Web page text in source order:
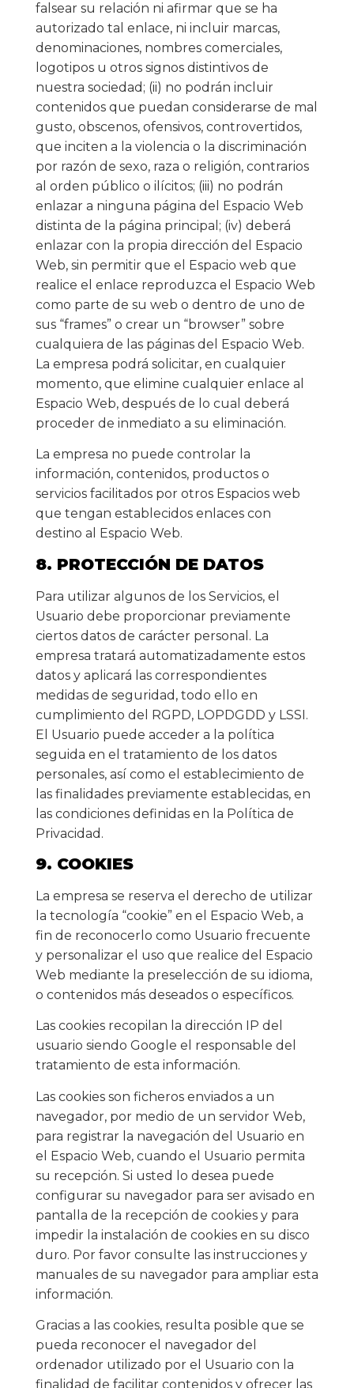
falsear su relación ni afirmar que se ha
autorizado tal enlace, ni incluir marcas,
denominaciones, nombres comerciales,
logotipos u otros signos distintivos de
nuestra sociedad; (ii) no podrán incluir
contenidos que puedan considerarse de mal
gusto, obscenos, ofensivos, controvertidos,
que inciten a la violencia o la discriminación
por razón de sexo, raza o religión, contrarios
al orden público o ilícitos; (iii) no podrán
enlazar a ninguna página del Espacio Web
distinta de la página principal; (iv) deberá
enlazar con la propia dirección del Espacio
Web, sin permitir que el Espacio web que
realice el enlace reproduzca el Espacio Web
como parte de su web o dentro de uno de
sus “frames” o crear un “browser” sobre
cualquiera de las páginas del Espacio Web.
La empresa podrá solicitar, en cualquier
momento, que elimine cualquier enlace al
Espacio Web, después de lo cual deberá
proceder de inmediato a su eliminación.
La empresa no puede controlar la
información, contenidos, productos o
servicios facilitados por otros Espacios web
que tengan establecidos enlaces con
destino al Espacio Web.
8. PROTECCIÓN DE DATOS
Para utilizar algunos de los Servicios, el
Usuario debe proporcionar previamente
ciertos datos de carácter personal. La
empresa tratará automatizadamente estos
datos y aplicará las correspondientes
medidas de seguridad, todo ello en
cumplimiento del RGPD, LOPDGDD y LSSI.
El Usuario puede acceder a la política
seguida en el tratamiento de los datos
personales, así como el establecimiento de
las finalidades previamente establecidas, en
las condiciones definidas en la Política de
Privacidad.
9. COOKIES
La empresa se reserva el derecho de utilizar
la tecnología “cookie” en el Espacio Web, a
fin de reconocerlo como Usuario frecuente
y personalizar el uso que realice del Espacio
Web mediante la preselección de su idioma,
o contenidos más deseados o específicos.
Las cookies recopilan la dirección IP del
usuario siendo Google el responsable del
tratamiento de esta información.
Las cookies son ficheros enviados a un
navegador, por medio de un servidor Web,
para registrar la navegación del Usuario en
el Espacio Web, cuando el Usuario permita
su recepción. Si usted lo desea puede
configurar su navegador para ser avisado en
pantalla de la recepción de cookies y para
impedir la instalación de cookies en su disco
duro. Por favor consulte las instrucciones y
manuales de su navegador para ampliar esta
información.
Gracias a las cookies, resulta posible que se
pueda reconocer el navegador del
ordenador utilizado por el Usuario con la
finalidad de facilitar contenidos y ofrecer las